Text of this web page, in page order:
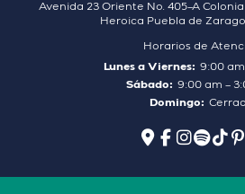
Avenida 23 Oriente No. 405–A Colonia
Heroica Puebla de
Horarios de
Lunes a Viernes: 9:00
Sábado: 9:00 am –
Domingo: